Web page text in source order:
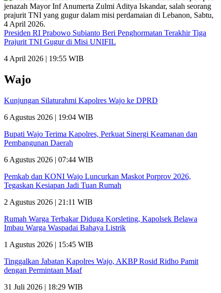
Presiden RI Prabowo Subianto Beri Penghormatan Terakhir Tiga
Prajurit TNI Gugur di Misi UNIFIL
4 April 2026 | 19:55 WIB
Wajo
Kunjungan Silaturahmi Kapolres Wajo ke DPRD
6 Agustus 2026 | 19:04 WIB
Bupati Wajo Terima Kapolres, Perkuat Sinergi Keamanan dan
Pembangunan Daerah
6 Agustus 2026 | 07:44 WIB
Pemkab dan KONI Wajo Luncurkan Maskot Porprov 2026,
Tegaskan Kesiapan Jadi Tuan Rumah
2 Agustus 2026 | 21:11 WIB
Rumah Warga Terbakar Diduga Korsleting, Kapolsek Belawa
Imbau Warga Waspadai Bahaya Listrik
1 Agustus 2026 | 15:45 WIB
Tinggalkan Jabatan Kapolres Wajo, AKBP Rosid Ridho Pamit
dengan Permintaan Maaf
31 Juli 2026 | 18:29 WIB